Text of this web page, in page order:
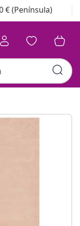
€ (Península)